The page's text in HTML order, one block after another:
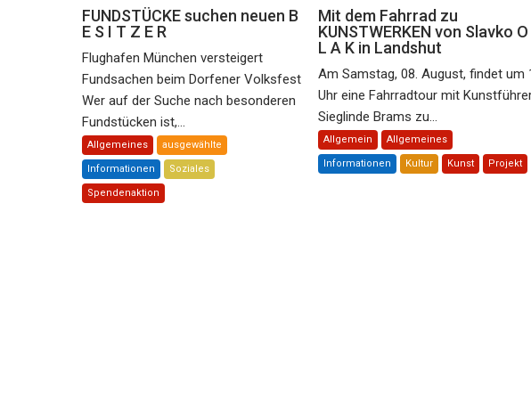
FUNDSTÜCKE suchen neuen B
E S I T Z E R
Flughafen München versteigert
Fundsachen beim Dorfener Volksfest
Wer auf der Suche nach besonderen
Fundstücken ist,...
Allgemeines ausgewählte
Informationen Soziales
Spendenaktion
Mit dem Fahrrad zu
KUNSTWERKEN von Slavko O
L A K in Landshut
Am Samstag, 08. August, findet um
Uhr eine Fahrradtour mit
Sieglinde Brams zu...
Allgemein Allgemeines
Informationen Kultur Kunst Projekt